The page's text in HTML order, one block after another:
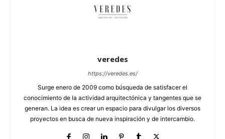
veredes
https://veredes.es/
Surge enero de 2009 como búsqueda de satisfacer el
conocimiento de la actividad arquitectónica y tangentes que se
generan. La idea es crear un espacio para divulgar los diversos
proyectos en busca de nueva inspiración y de intercambio.